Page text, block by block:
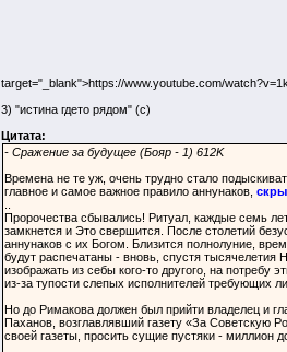
target="_blank">https://www.youtube.com/
3) "истина гдето рядом" (с)
Цитата:
- Сражение за будущее (Бояр - 1) 612K
Времена не те уж, очень трудно стало
главное и самое важное правило аннунаков,
Пророчества сбывались! Ритуал, каждые семь
замкнется и Это свершится. После столетий
аннунаков с их Богом. Близится полнолуние,
будут распечатаны - вновь, спустя тысячелетия
изображать из себы кого-то другого, на
из-за тупости слепых исполнителей требующих
Но до Римакова должен был прийти владелец и
Паханов, возглавлявший газету «За Советскую
своей газеты, просить сущие пустяки - миллион